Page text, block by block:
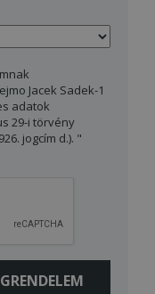
Jacek Sadek-1
adatok
29-i törvény
jogcím d.). "